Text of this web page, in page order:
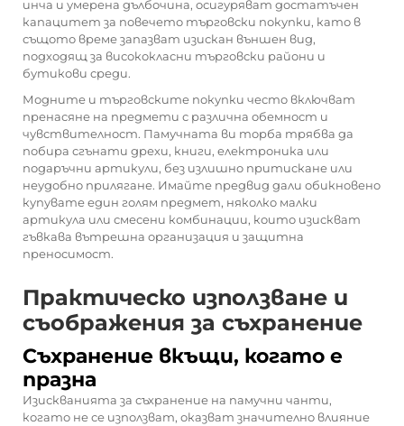
инча и умерена дълбочина, осигуряват достатъчен
капацитет за повечето търговски покупки, като в
същото време запазват изискан външен вид,
подходящ за висококласни търговски райони и
бутикови среди.
Модните и търговските покупки често включват
пренасяне на предмети с различна обемност и
чувствителност. Памучната ви торба трябва да
побира сгънати дрехи, книги, електроника или
подаръчни артикули, без излишно притискане или
неудобно прилягане. Имайте предвид дали обикновено
купувате един голям предмет, няколко малки
артикула или смесени комбинации, които изискват
гъвкава вътрешна организация и защитна
преносимост.
Практическо използване и
съображения за съхранение
Съхранение вкъщи, когато е
празна
Изискванията за съхранение на памучни чанти,
когато не се използват, оказват значително влияние